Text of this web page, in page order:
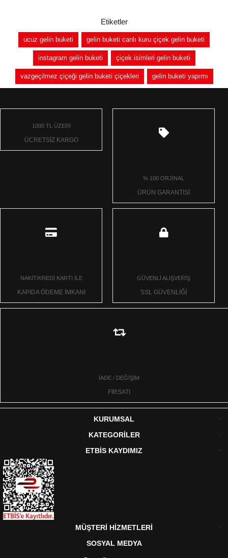
Etiketler
ucuz gelin buketi gelin buketi canlı kuru çiçek gelin buketi
instagram gelin buketi çiçek isimleri gelin buketi
vazgeçilmez çiçeği gelin buketi çiçekleri gelin buketi yapımı
1000 TL ÜZERİ
ÜCRETSİZ KARGO
% 100 ORJİNAL
ÜRÜN GARANTİSİ
NAKİT/KREDİ KARTI İLE
KAPIDA ÖDEME İMKANI
GÜVENLİ ALIŞVERİŞ
SSL GÜVENLİĞİ
İADE / DEĞİŞİM
FIRSATI
KURUMSAL
KATEGORİLER
ETBİS KAYDIMIZ
MÜŞTERİ HİZMETLERİ
SOSYAL MEDYA